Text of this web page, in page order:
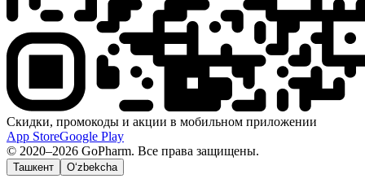
Скидки, промокоды и акции в мобильном приложении
App StoreGoogle Play
© 2020–2026 GoPharm. Все права защищены.
Ташкент O‘zbekcha